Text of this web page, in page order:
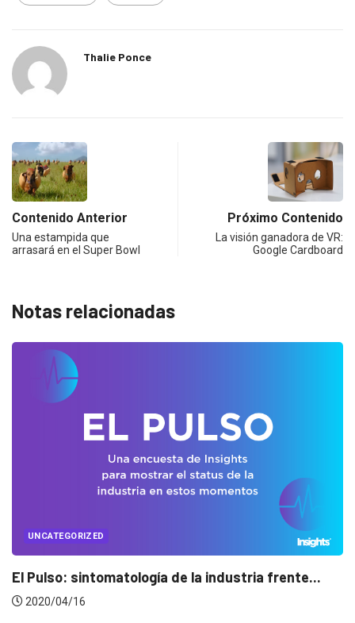
Thalie Ponce
Contenido Anterior
Una estampida que
arrasará en el Super Bowl
Próximo Contenido
La visión ganadora de VR:
Google Cardboard
Notas relacionadas
UNCATEGORIZED
Conectados en época de pausa
2020/04/14